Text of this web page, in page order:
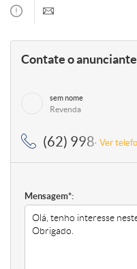
Contate o anunciante
sem nome
Revenda
(62) 99849-
Ver
Mensagem*: